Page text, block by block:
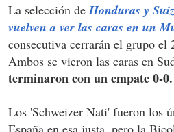
La selección deHonduras y
vuelven a ver las caras en un
consecutiva cerrarán el grupo el
Ambos se vieron las caras en
terminaron con un empate 0-0.
Los 'Schweizer Nati' fueron los
España en esa justa, pero la